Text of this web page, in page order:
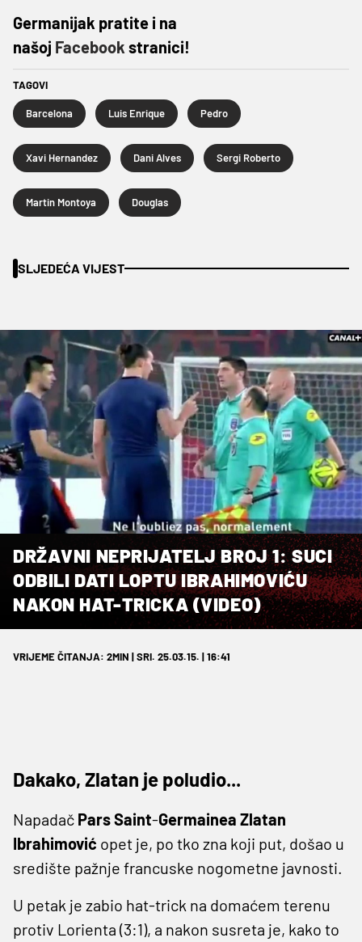
Germanijak pratite i na
našoj Facebook stranici!
TAGOVI
Barcelona Luis Enrique Pedro
Xavi Hernandez Dani Alves Sergi Roberto
Martin Montoya Douglas
SLJEDEĆA VIJEST
DRŽAVNI NEPRIJATELJ BROJ 1: SUCI
ODBILI DATI LOPTU IBRAHIMOVIĆU
NAKON HAT-TRICKA (VIDEO)
VRIJEME ČITANJA: 2MIN | SRI. 25.03.15. | 16:41
Dakako, Zlatan je poludio...
Napadač Pars Saint-Germainea Zlatan
Ibrahimović opet je, po tko zna koji put, došao u
središte pažnje francuske nogometne javnosti.
U petak je zabio hat-trick na domaćem terenu
protiv Lorienta (3:1), a nakon susreta je, kako to